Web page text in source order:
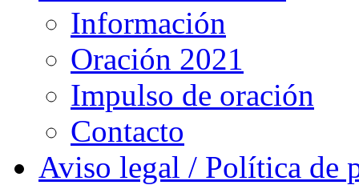
Información
Oración 2021
Impulso de oración
Contacto
Aviso legal / Política de